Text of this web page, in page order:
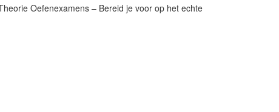
Oefenexamens – Bereid je voor op het echte